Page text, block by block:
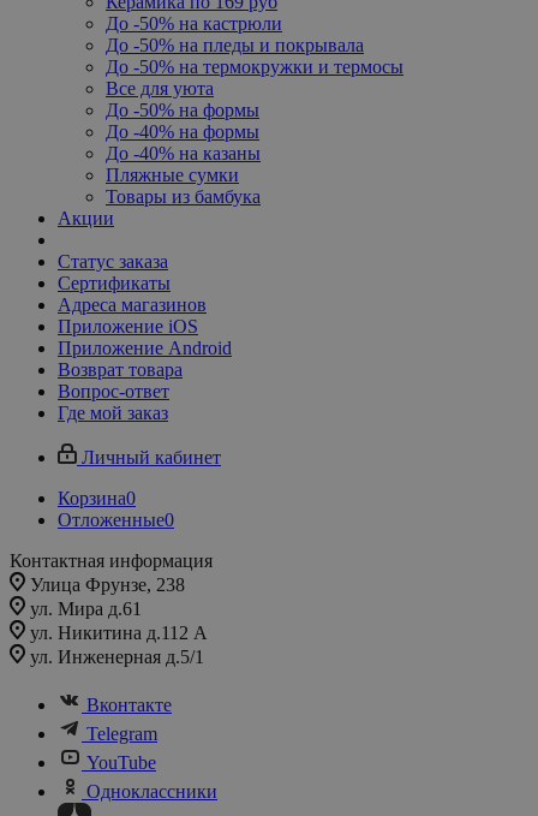
До -50% на кастрюли
До -50% на пледы и покрывала
До -50% на термокружки и термосы
Все для уюта
До -50% на формы
До -40% на формы
До -40% на казаны
Пляжные сумки
Товары из бамбука
Акции
Статус заказа
Сертификаты
Адреса магазинов
Приложение iOS
Приложение Android
Возврат товара
Вопрос-ответ
Где мой заказ
Личный кабинет
Корзина0
Отложенные0
Контактная информация
Улица Фрунзе, 238​
ул. Мира д.61
ул. Никитина д.112 А
ул. Инженерная д.5/1
Вконтакте
Telegram
YouTube
Одноклассники